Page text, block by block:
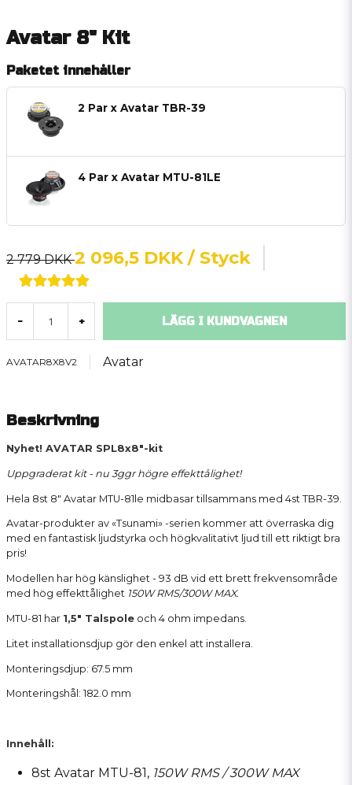
Avatar 8" Kit
Paketet innehåller
2 Par x Avatar TBR-39
4 Par x Avatar MTU-81LE
2 779 DKK2 096,5 DKK / Styck
- + LÄGG I KUNDVAGNEN
AVATAR8X8V2 Avatar
Beskrivning
Nyhet! AVATAR SPL8x8"-kit
Uppgraderat kit - nu 3ggr högre effekttålighet!
Hela 8st 8" Avatar MTU-81le midbasar tillsammans med 4st TBR-39
Avatar-produkter av «Tsunami» -serien kommer att överraska dig
med en fantastisk ljudstyrka och högkvalitativt ljud till ett riktigt bra
pris!
Modellen har hög känslighet - 93 dB vid ett brett frekvensområde
med hög effekttålighet 150W RMS/300W MAX.
MTU-81 har 1,5" Talspole och 4 ohm impedans.
Litet installationsdjup gör den enkel att installera.
Monteringsdjup: 67.5 mm
Monteringshål: 182.0 mm
Innehåll:
8st Avatar MTU-81, 150W RMS / 300W MAX